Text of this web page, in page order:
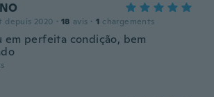
depuis 2020 · 18 avis · 1 chargements
em perfeita condição, bem